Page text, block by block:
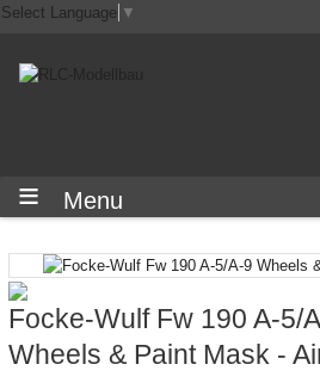
Select Language ▼
Menu
Focke-Wulf Fw 190 A-5/
Wheels & Paint Mask -